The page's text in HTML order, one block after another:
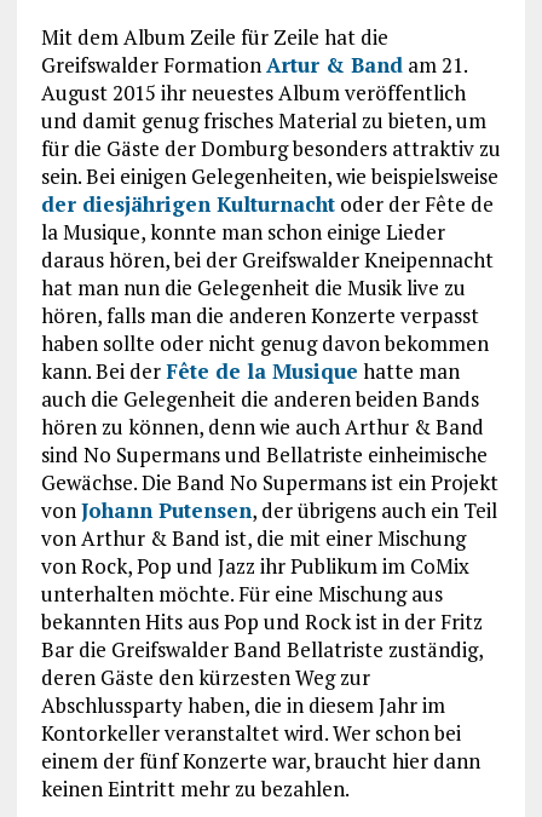
Mit dem Album Zeile für Zeile hat die
Greifswalder Formation Artur & Band am 21.
August 2015 ihr neuestes Album veröffentlich
und damit genug frisches Material zu bieten, um
für die Gäste der Domburg besonders attraktiv zu
sein. Bei einigen Gelegenheiten, wie beispielsweise
der diesjährigen Kulturnachtoder der Fête de
la Musique, konnte man schon einige Lieder
daraus hören, bei der Greifswalder Kneipennacht
hat man nun die Gelegenheit die Musik live zu
hören, falls man die anderen Konzerte verpasst
haben sollte oder nicht genug davon bekommen
kann. Bei derFête de la Musique hatte man
auch die Gelegenheit die anderen beiden Bands
hören zu können, denn wie auch Arthur & Band
sind No Supermans und Bellatriste einheimische
Gewächse. Die Band No Supermans ist ein Projekt
von Johann Putensen, der übrigens auch ein Teil
von Arthur & Band ist, die mit einer Mischung
von Rock, Pop und Jazz ihr Publikum im CoMix
unterhalten möchte. Für eine Mischung aus
bekannten Hits aus Pop und Rock ist in der Fritz
Bar die Greifswalder Band Bellatriste zuständig,
deren Gäste den kürzesten Weg zur
Abschlussparty haben, die in diesem Jahr im
Kontorkeller veranstaltet wird. Wer schon bei
einem der fünf Konzerte war, braucht hier dann
keinen Eintritt mehr zu bezahlen.